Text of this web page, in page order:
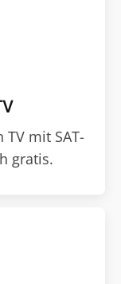
mit SAT-
gratis.